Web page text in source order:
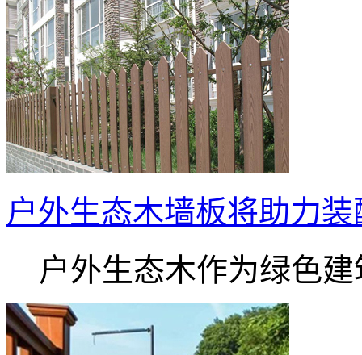
户外生态木墙板将助力
户外生态木作为绿色建